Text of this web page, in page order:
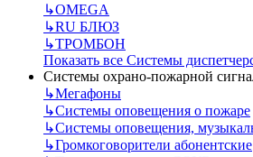
↳OMEGA
↳RU БЛЮЗ
↳ТРОМБОН
Показать все Системы
Системы охрано-пожарной
↳Мегафоны
↳Системы оповещения о пожаре
↳Системы оповещения,
↳Громкоговорители абонентские